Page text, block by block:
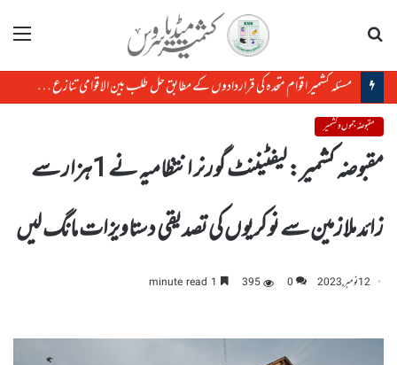
مینو
مسئلہ کشمیر اقوام متحدہ کی قراردادوں کے مطابق حل طلب بین الاقوامی تنازع ہے، حافظ حفیظ الرحمن
مقبوضہ جموں و کشمیر
مقبوضہ کشمیر: لیفٹیننٹ گورنر انتظامیہ نے 1ہزار سے
زائد ملازمین سے نوکریوں کی تصدیقی دستاویزات مانگ لیں
12 نومبر, 2023 0
395